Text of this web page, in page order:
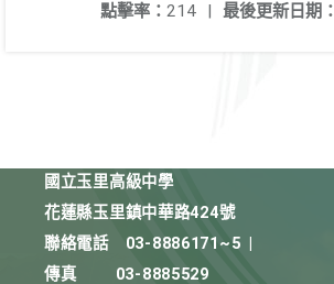
最後更新日期：
點擊率： 214 |
國立玉里高級中學
花蓮縣玉里鎮中華路424號
聯絡電話
03-8886171~5
傳真
03-8885529